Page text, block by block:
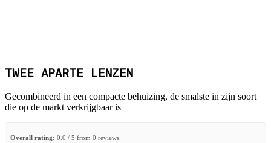
TWEE APARTE LENZEN
Gecombineerd in een compacte behuizing, de smalste in zijn soort
die op de markt verkrijgbaar is
Overall rating: 0.0 / 5 from 0 reviews.